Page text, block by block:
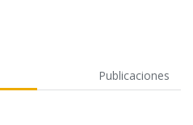
Publicaciones